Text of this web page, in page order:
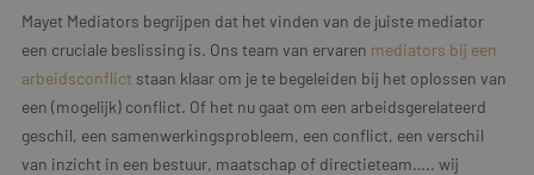
Mayet Mediators begrijpen dat het vinden van de juiste mediator
een cruciale beslissing is. Ons team van ervaren mediators bij een
arbeidsconflict staan klaar om je te begeleiden bij het oplossen van
een (mogelijk) conflict. Of het nu gaat om een arbeidsgerelateerd
geschil, een samenwerkingsprobleem, een conflict, een verschil
van inzicht in een bestuur, maatschap of directieteam….. wij